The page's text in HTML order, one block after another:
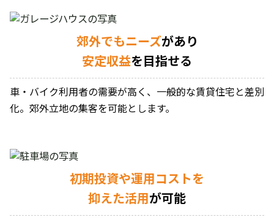
郊外でもニーズがあり
安定収益を目指せる
車・バイク利用者の需要が高く、一般的な賃貸住宅と差別
化。郊外立地の集客を可能とします。
初期投資や運用コストを
抑えた活用が可能